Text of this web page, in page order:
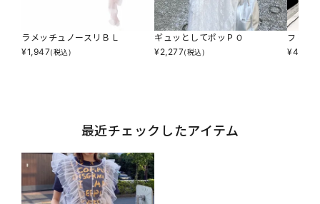
ラメッチュノースリＢＬ
¥1,947(税込)
ギュッとしてポッＰＯ
¥2,277(税込)
フリル
¥4,895
最近チェックしたアイテム